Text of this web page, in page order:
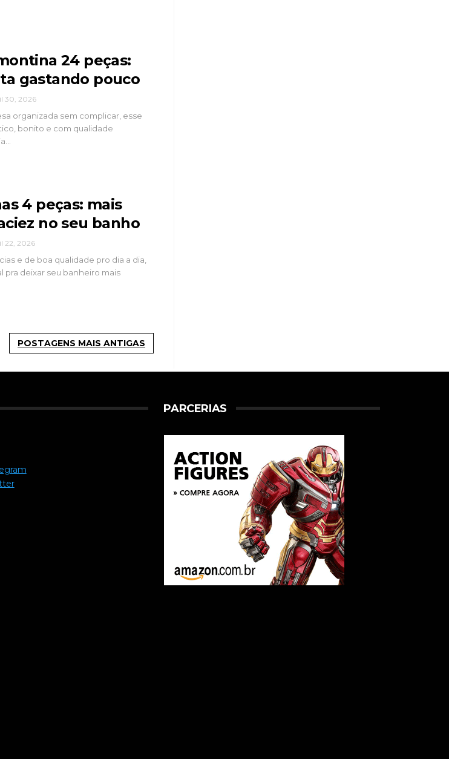
24 peças:
gastando pouco
30, 2026
organizada sem complicar, esse
bonito e com qualidade
4 peças: mais
no seu banho
22, 2026
e de boa qualidade pro dia a dia,
pra deixar seu banheiro mais
POSTAGENS MAIS ANTIGAS
PARCERIAS